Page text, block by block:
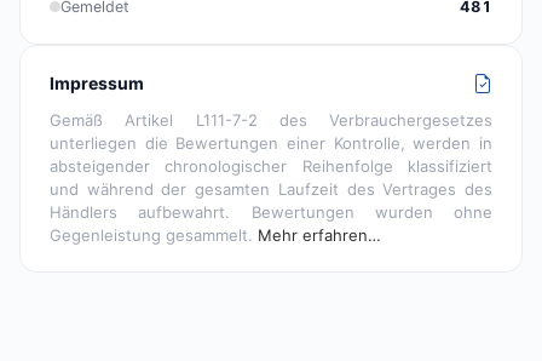
Gemeldet
481
Impressum
Gemäß Artikel L111-7-2 des Verbrauchergesetzes
unterliegen die Bewertungen einer Kontrolle, werden in
absteigender chronologischer Reihenfolge klassifiziert
und während der gesamten Laufzeit des Vertrages des
Händlers aufbewahrt. Bewertungen wurden ohne
Gegenleistung gesammelt. Mehr erfahren…